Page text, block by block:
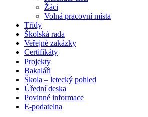
Žáci
Volná pracovní místa
Třídy
Školská rada
Veřejné zakázky
Certifikáty
Projekty
Bakaláři
Škola – letecký pohled
Úřední deska
Povinné informace
E-podatelna